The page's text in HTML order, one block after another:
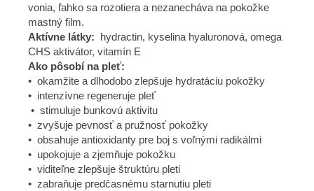
vonia, ľahko sa rozotiera a nezanecháva na pokožke
mastný film.
Aktívne látky: hydractin, kyselina hyaluronová, omega
CHS aktivátor, vitamín E
Ako pôsobí na pleť:
• okamžite a dlhodobo zlepšuje hydratáciu pokožky
• intenzívne regeneruje pleť
• stimuluje bunkovú aktivitu
• zvyšuje pevnosť a pružnosť pokožky
• obsahuje antioxidanty pre boj s voľnými radikálmi
• upokojuje a zjemňuje pokožku
• viditeľne zlepšuje štruktúru pleti
• zabraňuje predčasnému starnutiu pleti